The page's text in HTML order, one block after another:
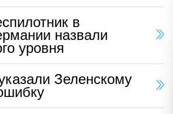
в
назвали
уровня
Зеленскому